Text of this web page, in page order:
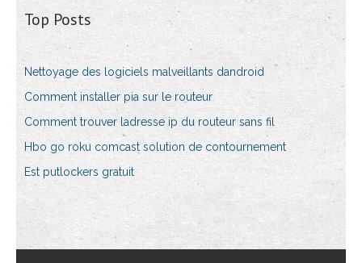
Top Posts
Nettoyage des logiciels malveillants dandroid
Comment installer pia sur le routeur
Comment trouver ladresse ip du routeur sans fil
Hbo go roku comcast solution de contournement
Est putlockers gratuit